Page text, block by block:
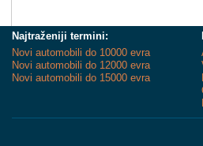
Najtraženiji termini:
Novi automobili do 10000 evra
Novi automobili do 12000 evra
Novi automobili do 15000 evra